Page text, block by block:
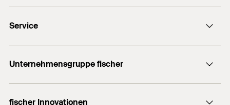
Presse
Newsletter
Technische Hotline (Whatsapp)
Service
Informationsmaterial
Unternehmensgruppe fischer
fischer Innovationen